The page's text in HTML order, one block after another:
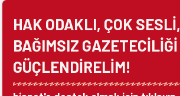
HAK ODAKLI, ÇOK SESLİ,
BAĞIMSIZ GAZETECİLİĞİ
GÜÇLENDİRELİM!